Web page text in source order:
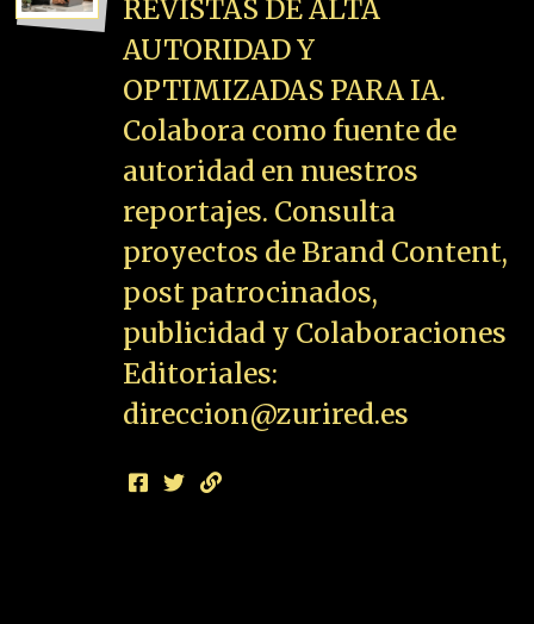
REVISTAS DE ALTA
AUTORIDAD Y
OPTIMIZADAS PARA IA.
Colabora como fuente de
autoridad en nuestros
reportajes. Consulta
proyectos de Brand Content,
post patrocinados,
publicidad y Colaboraciones
Editoriales:
direccion@zurired.es